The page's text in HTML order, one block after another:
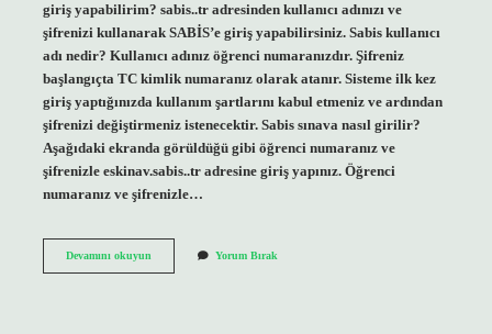
giriş yapabilirim? sabis..tr adresinden kullanıcı adınızı ve
şifrenizi kullanarak SABİS’e giriş yapabilirsiniz. Sabis kullanıcı
adı nedir? Kullanıcı adınız öğrenci numaranızdır. Şifreniz
başlangıçta TC kimlik numaranız olarak atanır. Sisteme ilk kez
giriş yaptığınızda kullanım şartlarını kabul etmeniz ve ardından
şifrenizi değiştirmeniz istenecektir. Sabis sınava nasıl girilir?
Aşağıdaki ekranda görüldüğü gibi öğrenci numaranız ve
şifrenizle eskinav.sabis..tr adresine giriş yapınız. Öğrenci
numaranız ve şifrenizle…
Devamını okuyunSabis
Yorum Bırak